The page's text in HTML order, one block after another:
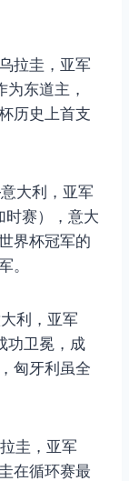
拉圭，亚军
东道主，
历史上首支
大利，亚军
赛），意大
界杯冠军的
。
利，亚军
卫冕，成
匈牙利虽全
圭，亚军
在循环赛最